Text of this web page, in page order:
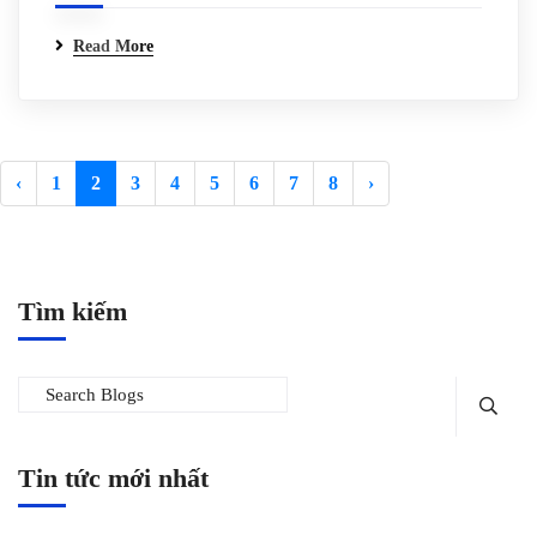
Read More
‹ 1 2 3 4 5 6 7 8 ›
Tìm kiếm
Tin tức mới nhất